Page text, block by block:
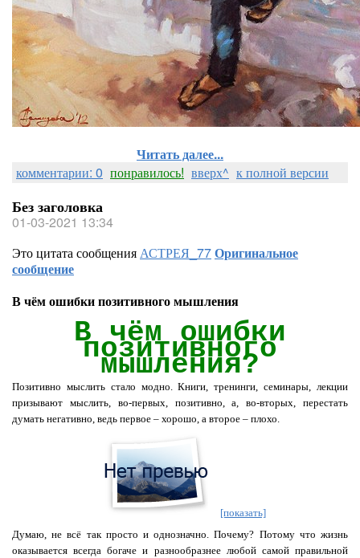
Читать далее...
комментарии: 0 понравилось! вверх^ к полной версии
Без заголовка
01-03-2021 13:34
Это цитата сообщенияАСТРЕЯ_77Оригинальное
сообщение
В чём ошибки позитивного мышления
В чём ошибки
позитивного
мышления?
Позитивно мыслить стало модно. Книги, тренинги, семинары, лекции
призывают мыслить, во-первых, позитивно, а, во-вторых, перестать
думать негативно, ведь первое – хорошо, а второе – плохо.
[показать]
Думаю, не всё так просто и однозначно. Почему? Потому что жизнь
оказывается всегда богаче и разнообразнее любой самой правильной